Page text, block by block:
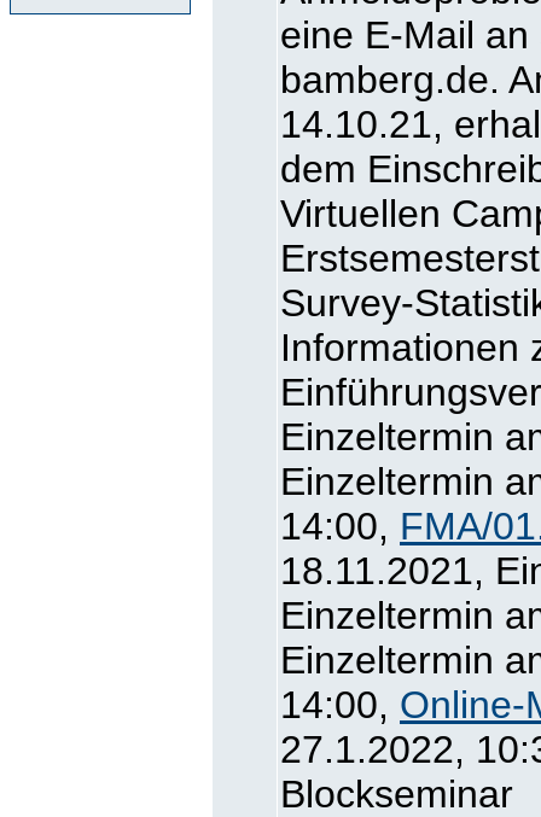
eine E-Mail
bamberg.de.
14.10.21,
dem
Virtuellen
Survey-
Informationen
Einzeltermin
Einzeltermin
14:00, FMA/
18.11.2021,
Einzeltermin
Einzeltermin
14:00, Online-
27.1.2022,
Blockseminar